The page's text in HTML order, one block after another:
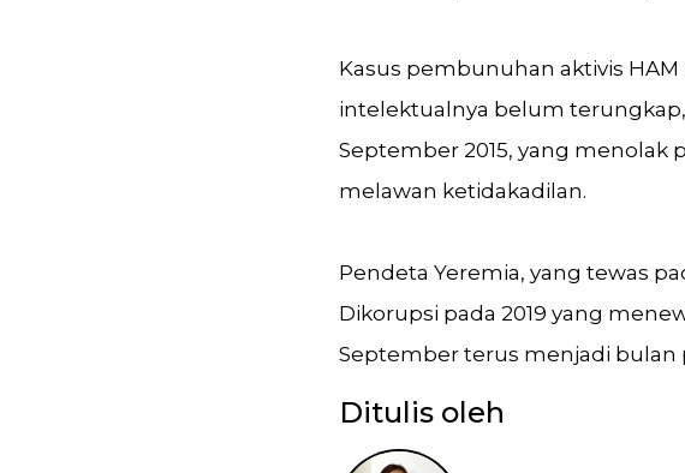
Kasus pembunuhan aktivis
intelektualnya belum
September 2015, yang
melawan ketidakadilan.
Pendeta Yeremia, yang tewas
Dikorupsi pada 2019 yang
September terus menjadi bulan
Ditulis oleh